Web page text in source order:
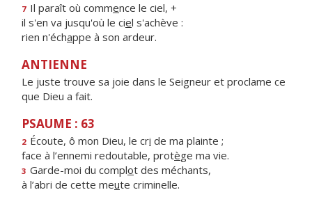
7 Il paraît où commence le ciel, +
il s'en va jusqu'où le ciel s'achève :
rien n'échappe à son ardeur.
ANTIENNE
Le juste trouve sa joie dans le Seigneur et proclame ce
que Dieu a fait.
PSAUME : 63
2 Écoute, ô mon Dieu, le cri de ma plainte ;
face à l’ennemi redoutable, protège ma vie.
3 Garde-moi du complot des méchants,
à l’abri de cette meute criminelle.